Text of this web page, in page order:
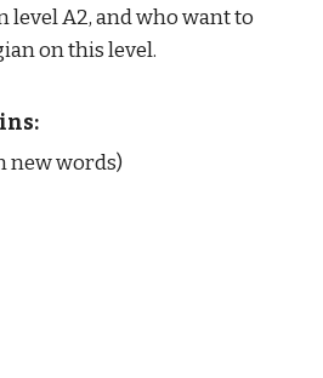
level A2, and who want to
on this level.
new words)